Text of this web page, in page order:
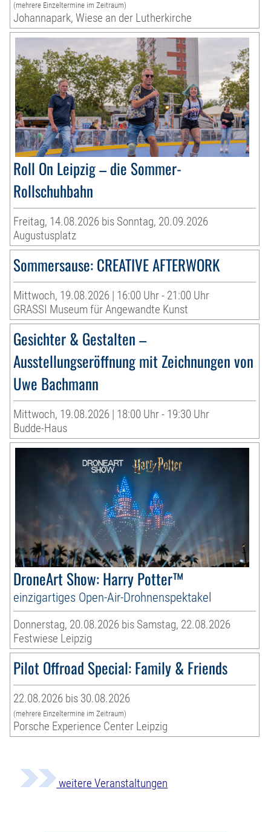
(mehrere Einzeltermine im Zeitraum)
Johannapark, Wiese an der Lutherkirche
Roll On Leipzig – die Sommer-
Rollschuhbahn
Freitag, 14.08.2026 bis Sonntag, 20.09.2026
Augustusplatz
Sommersause: CREATIVE AFTERWORK
Mittwoch, 19.08.2026 | 16:00 Uhr - 21:00 Uhr
GRASSI Museum für Angewandte Kunst
Gesichter & Gestalten –
Ausstellungseröffnung mit Zeichnungen von
Uwe Bachmann
Mittwoch, 19.08.2026 | 18:00 Uhr - 19:30 Uhr
Budde-Haus
DroneArt Show: Harry Potter™
einzigartiges Open-Air-Drohnenspektakel
Donnerstag, 20.08.2026 bis Samstag, 22.08.2026
Festwiese Leipzig
Pilot Offroad Special: Family & Friends
22.08.2026 bis 30.08.2026
(mehrere Einzeltermine im Zeitraum)
Porsche Experience Center Leipzig
weitere Veranstaltungen